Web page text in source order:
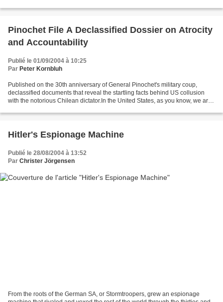
Pinochet File A Declassified Dossier on Atrocity
and Accountability
Publié le 01/09/2004 à 10:25
Par Peter Kornbluh
Published on the 30th anniversary of General Pinochet's military coup,
declassified documents that reveal the startling facts behind US collusion
with the notorious Chilean dictator.In the United States, as you know, we are
Hitler's Espionage Machine
Publié le 28/08/2004 à 13:52
Par Christer Jörgensen
From the roots of the German SA, or Stormtroopers, grew an espionage